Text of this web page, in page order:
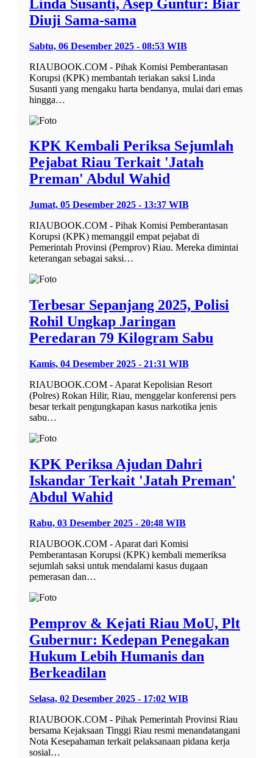
Linda Susanti, Asep Guntur: Biar
Diuji Sama-sama
Sabtu, 06 Desember 2025 - 08:53 WIB
RIAUBOOK.COM - Pihak Komisi Pemberantasan
Korupsi (KPK) membantah teriakan saksi Linda
Susanti yang mengaku harta bendanya, mulai dari emas
hingga…
KPK Kembali Periksa Sejumlah
Pejabat Riau Terkait 'Jatah
Preman' Abdul Wahid
Jumat, 05 Desember 2025 - 13:37 WIB
RIAUBOOK.COM - Pihak Komisi Pemberantasan
Korupsi (KPK) memanggil empat pejabat di
Pemerintah Provinsi (Pemprov) Riau. Mereka dimintai
keterangan sebagai saksi…
Terbesar Sepanjang 2025, Polisi
Rohil Ungkap Jaringan
Peredaran 79 Kilogram Sabu
Kamis, 04 Desember 2025 - 21:31 WIB
RIAUBOOK.COM - Aparat Kepolisian Resort
(Polres) Rokan Hilir, Riau, menggelar konferensi pers
besar terkait pengungkapan kasus narkotika jenis
sabu…
KPK Periksa Ajudan Dahri
Iskandar Terkait 'Jatah Preman'
Abdul Wahid
Rabu, 03 Desember 2025 - 20:48 WIB
RIAUBOOK.COM - Aparat dari Komisi
Pemberantasan Korupsi (KPK) kembali memeriksa
sejumlah saksi untuk mendalami kasus dugaan
pemerasan dan…
Pemprov & Kejati Riau MoU, Plt
Gubernur: Kedepan Penegakan
Hukum Lebih Humanis dan
Berkeadilan
Selasa, 02 Desember 2025 - 17:02 WIB
RIAUBOOK.COM - Pihak Pemerintah Provinsi Riau
bersama Kejaksaan Tinggi Riau resmi menandatangani
Nota Kesepahaman terkait pelaksanaan pidana kerja
sosial…